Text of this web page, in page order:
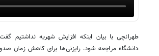
طهرانچی با بیان اینکه افزایش شهریه نداشتیم
دانشگاه مراجعه شود. رایزنی‌ها برای کاهش زمان